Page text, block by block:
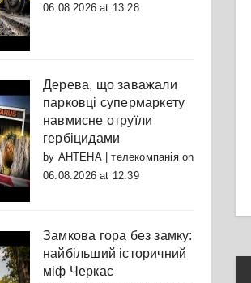
06.08.2026 at 13:28
Дерева, що заважали
парковці супермаркету
навмисне отруїли
гербіцидами
by АНТЕНА | телекомпаніяon
06.08.2026 at 12:39
Замкова гора без замку:
найбільший історичний
міф Черкас